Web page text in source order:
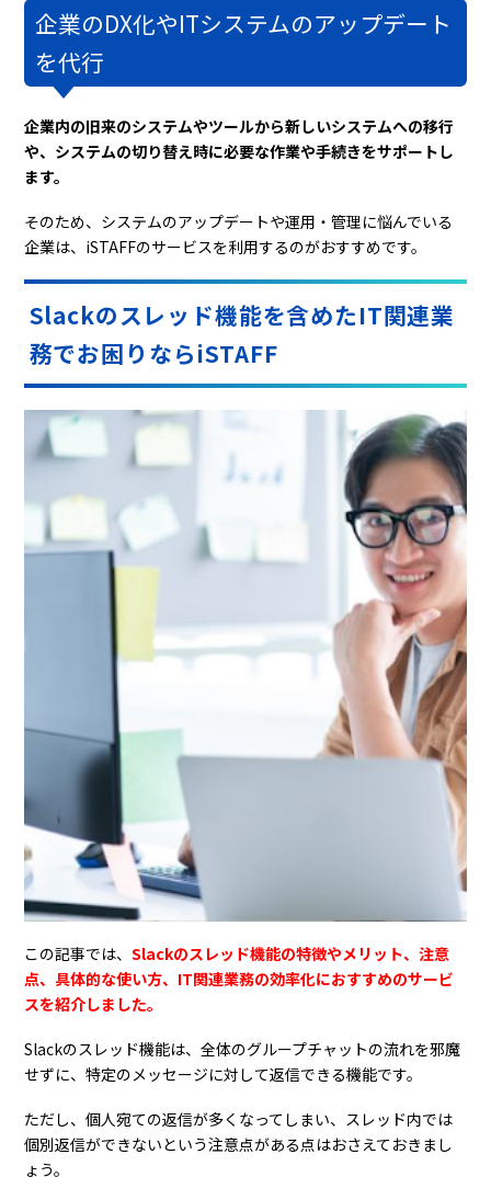
企業のDX化やITシステムのアップデート
を代行
企業内の旧来のシステムやツールから新しいシステムへの移行
や、システムの切り替え時に必要な作業や手続きをサポートし
ます。
そのため、システムのアップデートや運用・管理に悩んでいる
企業は、iSTAFFのサービスを利用するのがおすすめです。
Slackのスレッド機能を含めたIT関連業
務でお困りならiSTAFF
この記事では、Slackのスレッド機能の特徴やメリット、注意
点、具体的な使い方、IT関連業務の効率化におすすめのサービ
スを紹介しました。
Slackのスレッド機能は、全体のグループチャットの流れを邪魔
せずに、特定のメッセージに対して返信できる機能です。
ただし、個人宛ての返信が多くなってしまい、スレッド内では
個別返信ができないという注意点がある点はおさえておきまし
ょう。